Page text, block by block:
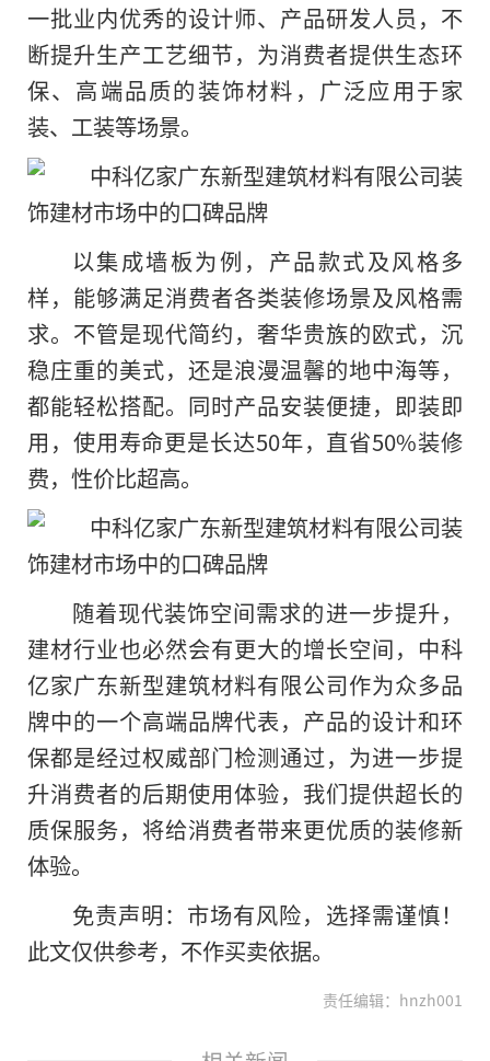
一批业内优秀的设计师、产品研发人员，不
断提升生产工艺细节，为消费者提供生态环
保、高端品质的装饰材料，广泛应用于家
装、工装等场景。
以集成墙板为例，产品款式及风格多
样，能够满足消费者各类装修场景及风格需
求。不管是现代简约，奢华贵族的欧式，沉
稳庄重的美式，还是浪漫温馨的地中海等，
都能轻松搭配。同时产品安装便捷，即装即
用，使用寿命更是长达50年，直省50%装修
费，性价比超高。
随着现代装饰空间需求的进一步提升，
建材行业也必然会有更大的增长空间，中科
亿家广东新型建筑材料有限公司作为众多品
牌中的一个高端品牌代表，产品的设计和环
保都是经过权威部门检测通过，为进一步提
升消费者的后期使用体验，我们提供超长的
质保服务，将给消费者带来更优质的装修新
体验。
免责声明：市场有风险，选择需谨慎！
此文仅供参考，不作买卖依据。
责任编辑：hnzh001